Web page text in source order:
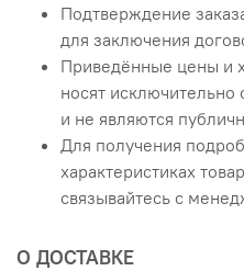
Подтверждение
для заключения
Приведённые цены и
носят исключительно
и не являются
Для получения
характеристиках
связывайтесь с
О ДОСТАВКЕ